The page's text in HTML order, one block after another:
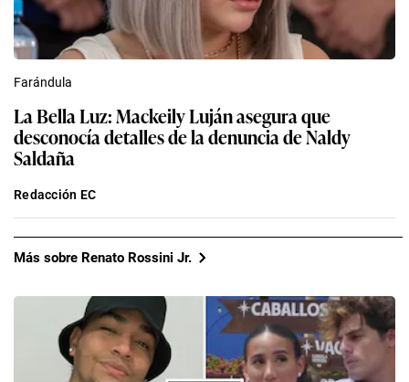
Farándula
La Bella Luz: Mackeily Luján asegura que
desconocía detalles de la denuncia de Naldy
Saldaña
Redacción EC
Más sobre Renato Rossini Jr.